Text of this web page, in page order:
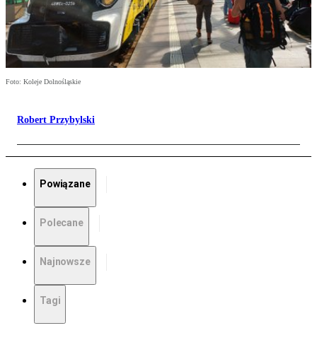
Foto: Koleje Dolnośląskie
Robert Przybylski
Powiązane
Polecane
Najnowsze
Tagi